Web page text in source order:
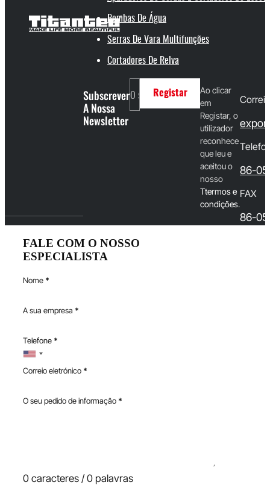
Bombas De Água
Serras De Vara Multifunções
Cortadores De Relva
Subscrever
A Nossa
Newsletter
Registar
Ao clicar
em
Registar, o
utilizador
reconhece
que leu e
aceitou o
nosso
Ttermos e
condições.
86-
FAX
86-
FALE COM O NOSSO
ESPECIALISTA
Nome *
A sua empresa *
Telefone *
Correio eletrónico *
O seu pedido de informação *
0 caracteres / 0 palavras